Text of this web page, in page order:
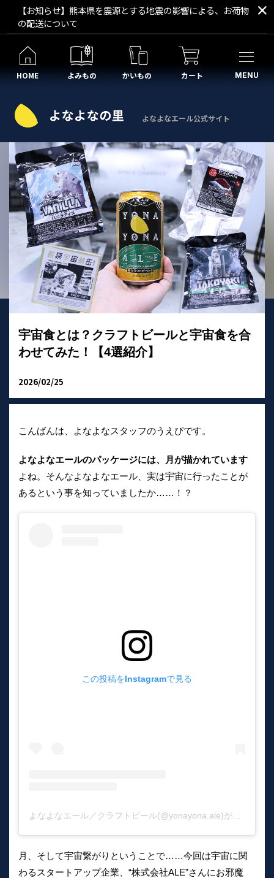
【お知らせ】熊本県を震源とする地震の影響による、お荷物
の配送について
HOME よみもの かいもの カート MENU
よなよなエール公式サイト
宇宙食とは？クラフトビールと宇宙食を合
わせてみた！【4選紹介】
2026/02/25
こんばんは、よなよなスタッフのうえぴです。
よなよなエールのパッケージには、月が描かれています
よね。そんなよなよなエール、実は宇宙に行ったことが
あるという事を知っていましたか……！？
この投稿をInstagramで見る
月、そして宇宙繋がりということで……今回は宇宙に関
わるスタートアップ企業、“株式会社ALE”さんにお邪魔